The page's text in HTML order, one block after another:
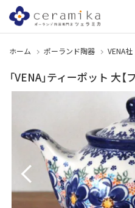
ホーム ポーランド陶器 VENA社
「VENA」ティーポット 大【